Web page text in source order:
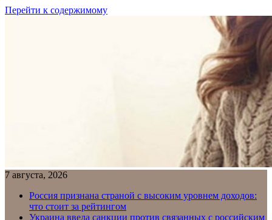
Перейти к содержимому
7 августа, 2026
Россия признана страной с высоким уровнем доходов:
что стоит за рейтингом
Украина ввела санкции против связанных с российским